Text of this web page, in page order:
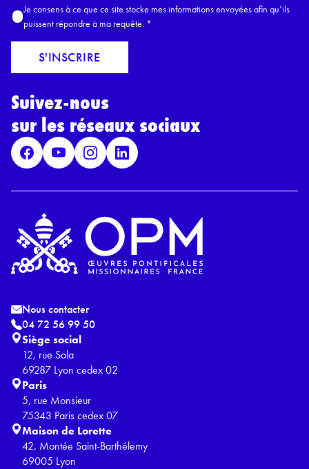
E
m
a
l
A
c
c
R
P
D
*
Je consens à ce que ce site stocke mes informations envoyées afin qu’ils
puissent répondre à ma requête. *
S'INSCRIRE
Suivez-nous
sur les réseaux sociaux
Nous contacter
04 72 56 99 50
Siège social
12, rue Sala
69287 Lyon cedex 02
Paris
5, rue Monsieur
75343 Paris cedex 07
Maison de Lorette
42, Montée Saint-Barthélemy
69005 Lyon